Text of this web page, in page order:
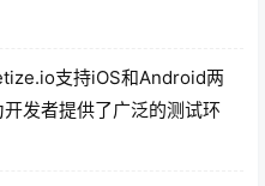
支持iOS和Android两
发者提供了广泛的测试环